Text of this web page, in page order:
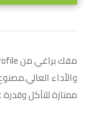
والأداء
ممتازة للتآكل